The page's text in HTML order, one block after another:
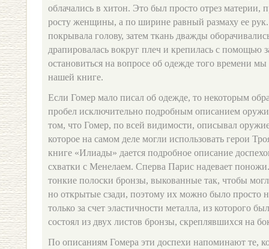
облачались в хитон. Это был просто отрез
росту женщины, а по ширине равный размаху ее рук.
покрывала голову, затем ткань дважды
драпировалась вокруг плеч и крепилась с помощью
остановиться на вопросе об одежде того времени
нашей книге.
Если Гомер мало писал об одежде, то некоторым
пробел исключительно подробным описанием
том, что Гомер, по всей видимости, описывал
которое на самом деле могли использовать герои
книге «Илиады» дается подробное описание
схватки с Менелаем. Сперва Парис надевает
тонкие полоски бронзы, выкованные так, чтобы
но открытые сзади, поэтому их можно было просто
только за счет эластичности металла, из которого
состоял из двух листов бронзы, скреплявшихся на
По описаниям Гомера эти доспехи напоминают те,